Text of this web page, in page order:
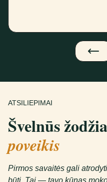
ATSILIEPIMAI
Švelnūs
poveikis
Pirmos savaitės gali